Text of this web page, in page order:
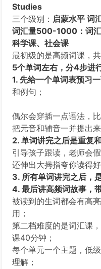
Studies
三个级别： 启蒙水平 词
词汇量500-1000：词
科学课、社会课
最初级的是高频词课，
5个单词左右，分4步进
1. 先给一个单词表预习
和例句；
偶尔会穿插一点语法，
把元音和辅音一并提出来
2. 单词讲完之后是重复
引导孩子跟读，老师会
还伸出大拇指夸你读得好
3. 所有单词讲完之后，
4. 最后讲高频词故事，
被读到的生词都会有高
用；
第二档难度的是词汇课
课40分钟；
每个单元一个主题，低
理解；